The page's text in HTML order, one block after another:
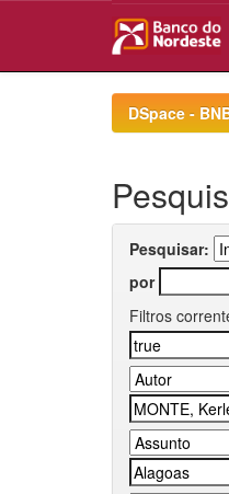
DSpace -
Pesquisar:
por
Filtros